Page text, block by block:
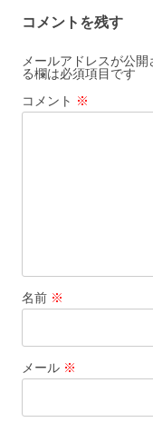
ゲ
ー
シ
ョ
コメントを残す
メールアドレスが公開
る欄は必須項目です
コメント ※
名前 ※
メール ※